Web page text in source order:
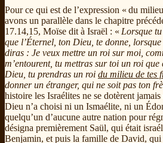
Pour ce qui est de l’expression « du
avons un parallèle dans le chapitre
17.14,15, Moïse dit à Israël : « Lorsque
que l’Éternel, ton Dieu, te donne,
diras : Je veux mettre un roi sur moi,
m’entourent, tu mettras sur toi un roi
Dieu, tu prendras un roi du milieu de tes
donner un étranger, qui ne soit pas ton
histoire les Israélites ne se dotèrent
Dieu n’a choisi ni un Ismaélite, ni un
quelqu’un d’aucune autre nation pour
désigna premièrement Saül, qui était
Benjamin, et puis la famille de David,